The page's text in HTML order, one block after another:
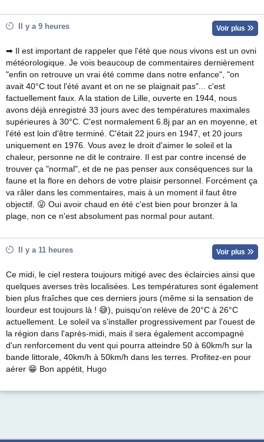
Il y a 9 heures Voir plus
➡ Il est important de rappeler que l'été que nous vivons est un ovni
météorologique. Je vois beaucoup de commentaires dernièrement
"enfin on retrouve un vrai été comme dans notre enfance", "on
avait 40°C tout l'été avant et on ne se plaignait pas"... c'est
factuellement faux. A la station de Lille, ouverte en 1944, nous
avons déjà enregistré 33 jours avec des températures maximales
supérieures à 30°C. C'est normalement 6.8j par an en moyenne, et
l'été est loin d'être terminé. C'était 22 jours en 1947, et 20 jours
uniquement en 1976. Vous avez le droit d'aimer le soleil et la
chaleur, personne ne dit le contraire. Il est par contre incensé de
trouver ça "normal", et de ne pas penser aux conséquences sur la
faune et la flore en dehors de votre plaisir personnel. Forcément ça
va râler dans les commentaires, mais à un moment il faut être
objectif. 😜 Oui avoir chaud en été c'est bien pour bronzer à la
plage, non ce n'est absolument pas normal pour autant.
Il y a 11 heures Voir plus
Ce midi, le ciel restera toujours mitigé avec des éclaircies ainsi que
quelques averses très localisées. Les températures sont également
bien plus fraîches que ces derniers jours (même si la sensation de
lourdeur est toujours là ! 😅), puisqu'on relève de 20°C à 26°C
actuellement. Le soleil va s'installer progressivement par l'ouest de
la région dans l'après-midi, mais il sera également accompagné
d'un renforcement du vent qui pourra atteindre 50 à 60km/h sur la
bande littorale, 40km/h à 50km/h dans les terres. Profitez-en pour
aérer 😁 Bon appétit, Hugo